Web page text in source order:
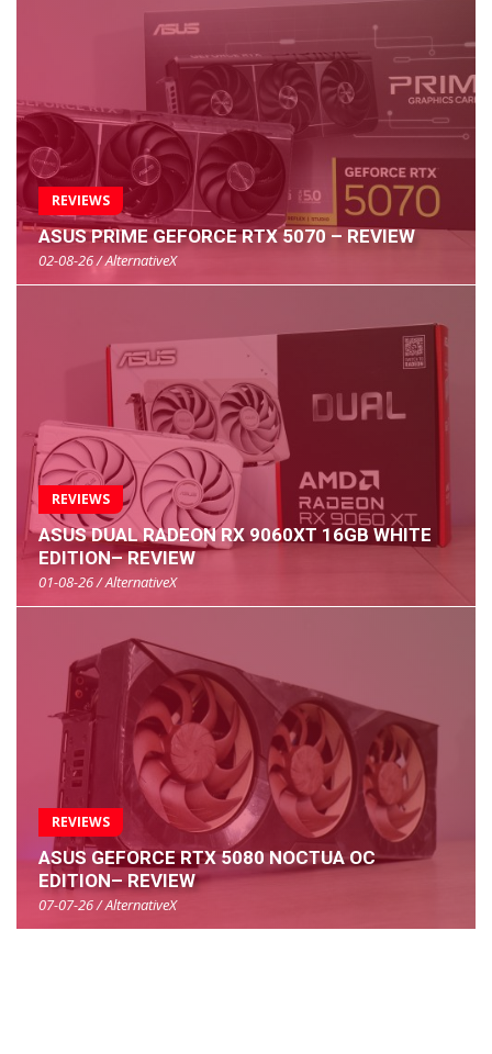
REVIEWS
ASUS PRIME GEFORCE RTX 5070 – REVIEW
02-08-26 / AlternativeX
REVIEWS
ASUS DUAL RADEON RX 9060XT 16GB WHITE
EDITION– REVIEW
01-08-26 / AlternativeX
REVIEWS
ASUS GEFORCE RTX 5080 NOCTUA OC
EDITION– REVIEW
07-07-26 / AlternativeX